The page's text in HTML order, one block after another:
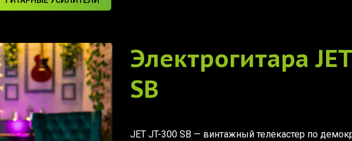
Электрогитара
SB
JET JT-300 SB — винтажный телекастер по